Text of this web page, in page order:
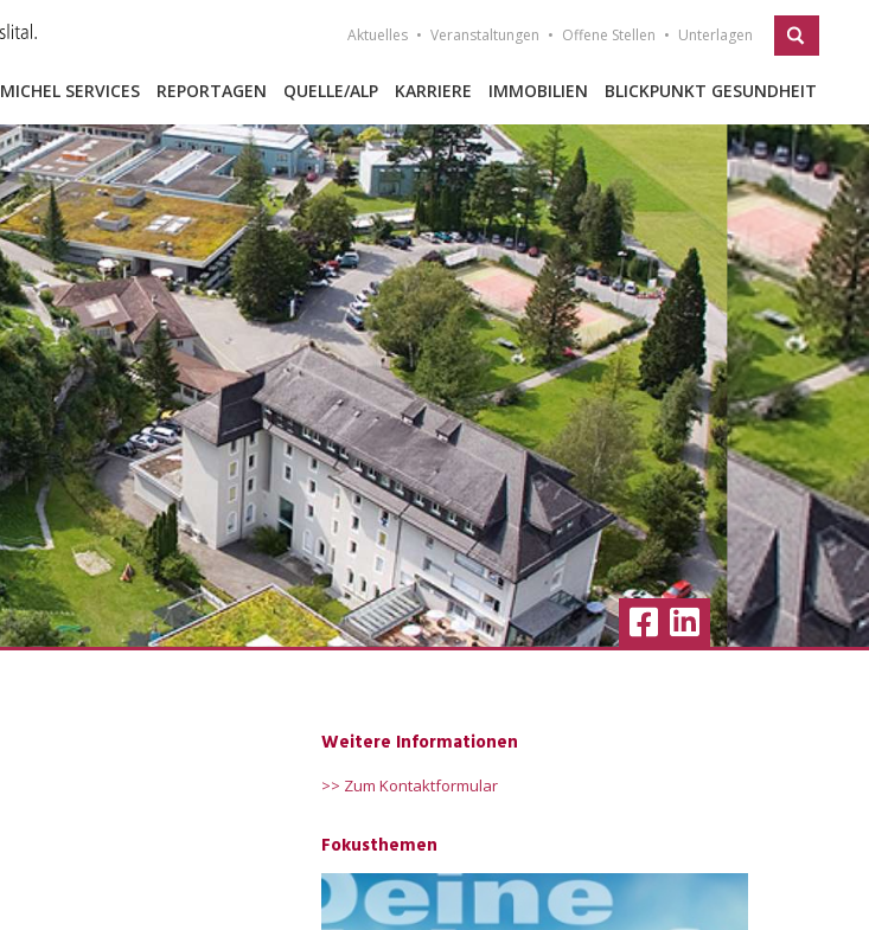
Aktuelles Veranstaltungen Offene Stellen Unterlagen
MICHEL SERVICES REPORTAGEN QUELLE/ALP KARRIERE IMMOBILIEN BLICKPUNKT GESUNDHEIT
Weitere Informationen
>> Zum Kontaktformular
Fokusthemen